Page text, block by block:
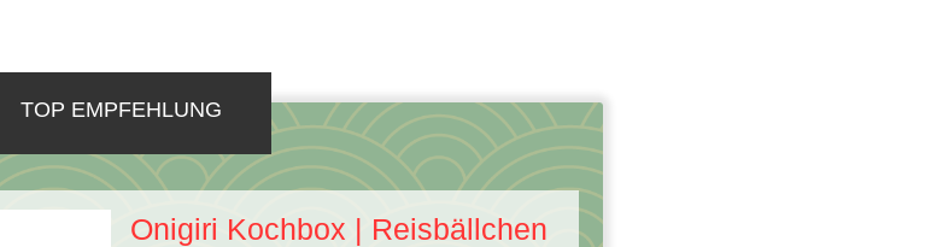
TOP EMPFEHLUNG
Onigiri Kochbox | Reisbällchen